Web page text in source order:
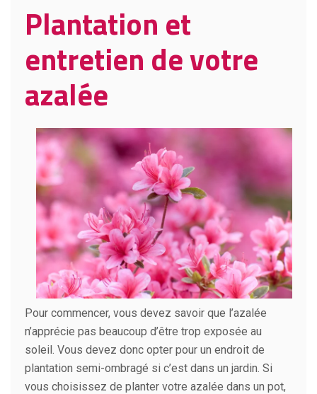
Plantation et
entretien de votre
azalée
Pour commencer, vous devez savoir que l’azalée
n’apprécie pas beaucoup d’être trop exposée au
soleil. Vous devez donc opter pour un endroit de
plantation semi-ombragé si c’est dans un jardin. Si
vous choisissez de planter votre azalée dans un pot,